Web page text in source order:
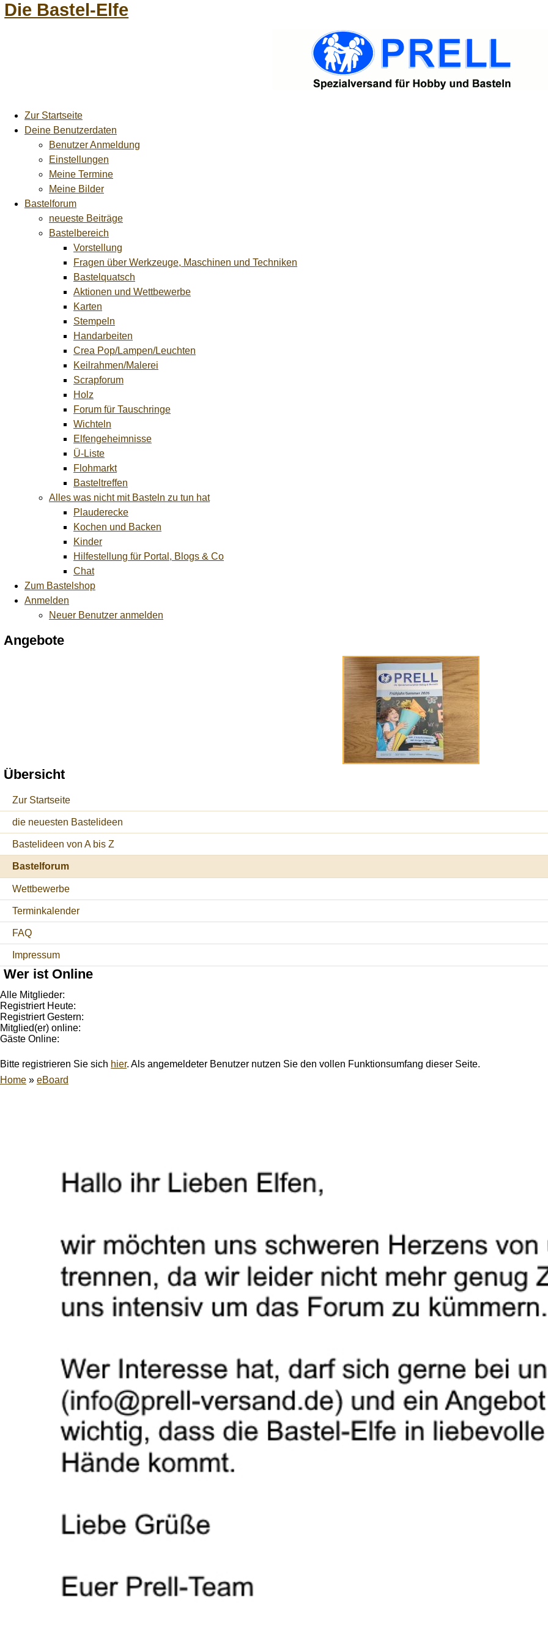
Die Bastel-Elfe
Zur Startseite
Deine Benutzerdaten
Benutzer Anmeldung
Einstellungen
Meine Termine
Meine Bilder
Bastelforum
neueste Beiträge
Bastelbereich
Vorstellung
Fragen über Werkzeuge, Maschinen und Techniken
Bastelquatsch
Aktionen und Wettbewerbe
Karten
Stempeln
Handarbeiten
Crea Pop/Lampen/Leuchten
Keilrahmen/Malerei
Scrapforum
Holz
Forum für Tauschringe
Wichteln
Elfengeheimnisse
Ü-Liste
Flohmarkt
Basteltreffen
Alles was nicht mit Basteln zu tun hat
Plauderecke
Kochen und Backen
Kinder
Hilfestellung für Portal, Blogs & Co
Chat
Zum Bastelshop
Anmelden
Neuer Benutzer anmelden
Angebote
Übersicht
Zur Startseite
die neuesten Bastelideen
Bastelideen von A bis Z
Bastelforum
Wettbewerbe
Terminkalender
FAQ
Impressum
Wer ist Online
Alle Mitglieder:
Registriert Heute:
Registriert Gestern:
Mitglied(er) online:
Gäste Online:
Bitte registrieren Sie sich hier. Als angemeldeter Benutzer nutzen Sie den vollen Funktionsumfang dieser Seite.
Home » eBoard